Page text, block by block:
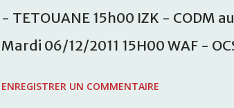
- TETOUANE 15h00 IZK - CODM
Mardi 06/12/2011 15H00 WAF -
ENREGISTRER UN COMMENTAIRE